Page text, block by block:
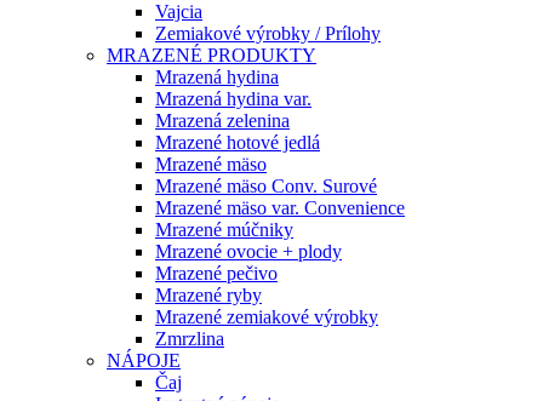
Vajcia
Zemiakové výrobky / Prílohy
MRAZENÉ PRODUKTY
Mrazená hydina
Mrazená hydina var.
Mrazená zelenina
Mrazené hotové jedlá
Mrazené mäso
Mrazené mäso Conv. Surové
Mrazené mäso var. Convenience
Mrazené múčniky
Mrazené ovocie + plody
Mrazené pečivo
Mrazené ryby
Mrazené zemiakové výrobky
Zmrzlina
NÁPOJE
Čaj